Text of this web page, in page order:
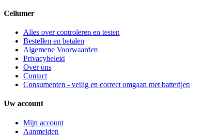
Cellumer
Alles over controleren en testen
Bestellen en betalen
Algemene Voorwaarden
Privacybeleid
Over ons
Contact
Consumenten - veilig en correct omgaan met batterijen
Uw account
Mijn account
Aanmelden